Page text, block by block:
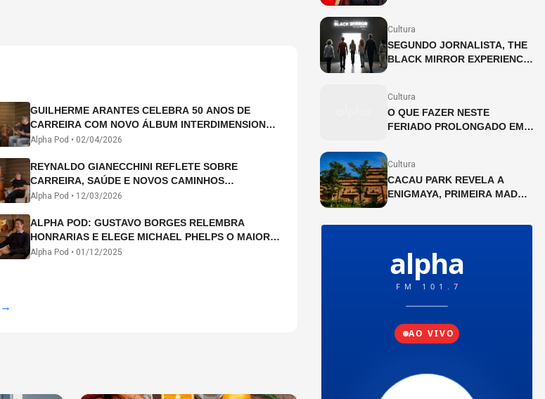
GUILHERME ARANTES CELEBRA 50 ANOS DE
CARREIRA COM NOVO ÁLBUM INTERDIMENSIONAL
E TURNÊ “50 ANOS-LUZ”
Alpha Pod • 02/04/2026
REYNALDO GIANECCHINI REFLETE SOBRE
CARREIRA, SAÚDE E NOVOS CAMINHOS
ARTÍSTICOS NO ALPHA POD
Alpha Pod • 12/03/2026
ALPHA POD: GUSTAVO BORGES RELEMBRA
HONRARIAS E ELEGE MICHAEL PHELPS O MAIOR
ATLETA DA HISTÓRIA
Alpha Pod • 01/12/2025
→
Cultura
SEGUNDO JORNALISTA, THE
BLACK MIRROR EXPERIENCE
Cultura
O QUE FAZER NESTE
FERIADO PROLONGADO EM
Cultura
CACAU PARK REVELA A
ENIGMAYA, PRIMEIRA MAD